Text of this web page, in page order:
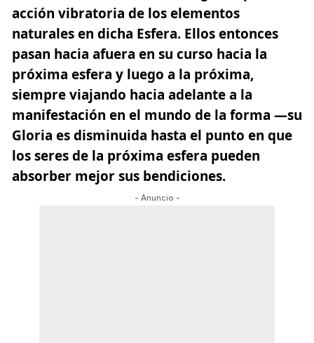
acción vibratoria de los elementos
naturales en dicha Esfera. Ellos entonces
pasan hacia afuera en su curso hacia la
próxima esfera y luego a la próxima,
siempre viajando hacia adelante a la
manifestación en el mundo de la forma —su
Gloria es disminuida hasta el punto en que
los seres de la próxima esfera pueden
absorber mejor sus bendiciones.
- Anuncio -